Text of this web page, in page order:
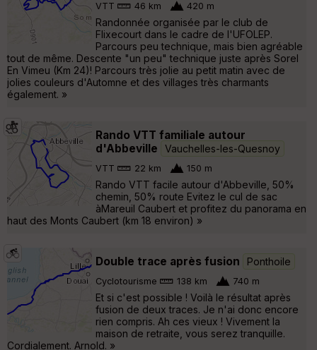
VTT 46 km 420 m
Randonnée organisée par le club de
Flixecourt dans le cadre de l'UFOLEP.
Parcours peu technique, mais bien agréable
tout de même. Descente "un peu" technique juste après Sorel
En Vimeu (Km 24)! Parcours très jolie au petit matin avec de
jolies couleurs d'Automne et des villages très charmants
également. »
Rando VTT familiale autour
d'Abbeville
Vauchelles-les-Quesnoy
VTT 22 km 150 m
Rando VTT facile autour d'Abbeville, 50%
chemin, 50% route Evitez le cul de sac
àMareuil Caubert et profitez du panorama en
haut des Monts Caubert (km 18 environ) »
Double trace après fusion Ponthoile
Cyclotourisme 138 km 740 m
Et si c'est possible ! Voilà le résultat après
fusion de deux traces. Je n'ai donc encore
rien compris. Ah ces vieux ! Vivement la
maison de retraite, vous serez tranquille.
Cordialement. Arnold. »